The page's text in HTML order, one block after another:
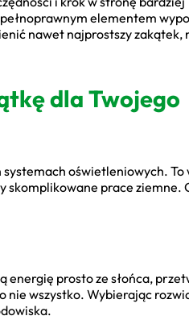
elementem
nawet najprostszy zakątek,
dla Twojego
oświetleniowych. To
skomplikowane prace ziemne.
prosto ze słońca,
nie wszystko. Wybierając